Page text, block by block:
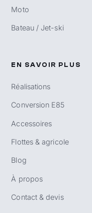
Moto
Bateau / Jet-ski
EN SAVOIR PLUS
Réalisations
Conversion E85
Accessoires
Flottes & agricole
Blog
À propos
Contact & devis